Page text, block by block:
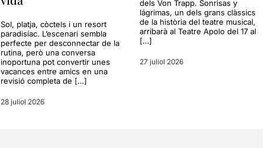
Sol, platja, còctels i un resort
paradisíac. L’escenari sembla
perfecte per desconnectar de la
rutina, però una conversa
inoportuna pot convertir unes
vacances entre amics en una
revisió completa de […]
28 juliol 2026
dels Von Trapp. Sonrisas y
lágrimas, un dels grans clàssics
de la història del teatre musical,
arribarà al Teatre Apolo del 17 al
[…]
27 juliol 2026